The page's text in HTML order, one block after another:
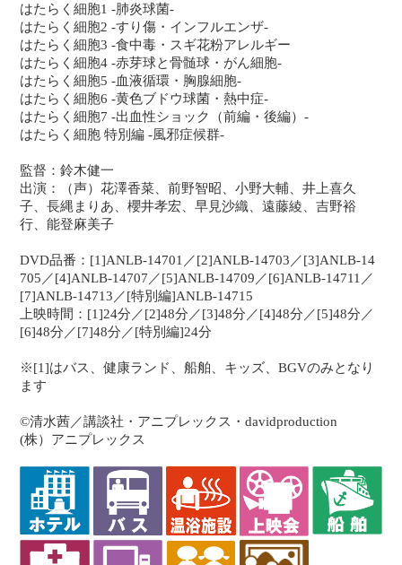
はたらく細胞1 -肺炎球菌-
はたらく細胞2 -すり傷・インフルエンザ-
はたらく細胞3 -食中毒・スギ花粉アレルギー
はたらく細胞4 -赤芽球と骨髄球・がん細胞-
はたらく細胞5 -血液循環・胸腺細胞-
はたらく細胞6 -黄色ブドウ球菌・熱中症-
はたらく細胞7 -出血性ショック（前編・後編）-
はたらく細胞 特別編 -風邪症候群-
監督：鈴木健一
出演：（声）花澤香菜、前野智昭、小野大輔、井上喜久
子、長縄まりあ、櫻井孝宏、早見沙織、遠藤綾、吉野裕
行、能登麻美子
DVD品番：[1]ANLB-14701／[2]ANLB-14703／[3]ANLB-14
705／[4]ANLB-14707／[5]ANLB-14709／[6]ANLB-14711／
[7]ANLB-14713／[特別編]ANLB-14715
上映時間：[1]24分／[2]48分／[3]48分／[4]48分／[5]48分／
[6]48分／[7]48分／[特別編]24分
※[1]はバス、健康ランド、船舶、キッズ、BGVのみとなり
ます
©清水茜／講談社・アニプレックス・davidproduction
(株）アニプレックス